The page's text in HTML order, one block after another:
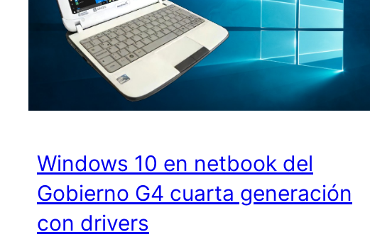
Windows 10 en netbook del
Gobierno G4 cuarta generación
con drivers